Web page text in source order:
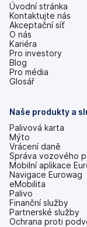
Úvodní stránka
Kontaktujte nás
Akceptační síť
O nás
Kariéra
Pro investory
(se
v
nových
Blog
Pro média
Glosář
Naše produkty a
Palivová karta
Mýto
Vrácení daně
Správa vozového
Mobilní aplikace
Navigace Eurowag
eMobilita
Palivo
Finanční služby
Partnerské služby
Ochrana proti